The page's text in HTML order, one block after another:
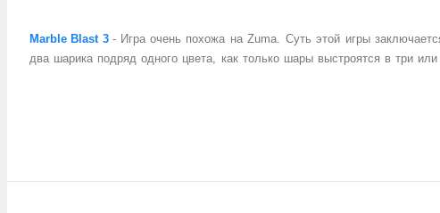
Marble Blast 3- Игра очень похожа на Zuma. Суть этой игры
два шарика подряд одного цвета, как только шары выстроятся в три